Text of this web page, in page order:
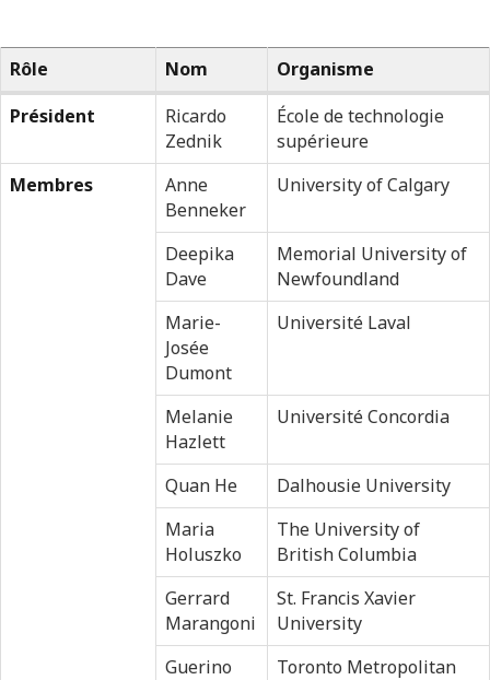
Rôle Nom
Organisme
Président
Ricardo
Zednik
École de technologie
supérieure
Membres
Anne
Benneker
University of Calgary
Deepika
Dave
Memorial University of
Newfoundland
Marie-
Josée
Dumont
Université Laval
Melanie
Hazlett
Université Concordia
Quan He
Dalhousie University
Maria
Holuszko
The University of
British Columbia
Gerrard
Marangoni
St. Francis Xavier
University
Guerino
Toronto Metropolitan